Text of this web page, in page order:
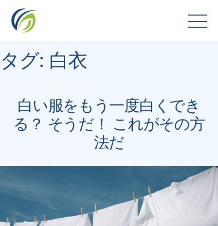
content
タグ: 白衣
白い服をもう一度白くでき
る？ そうだ！ これがその方
法だ